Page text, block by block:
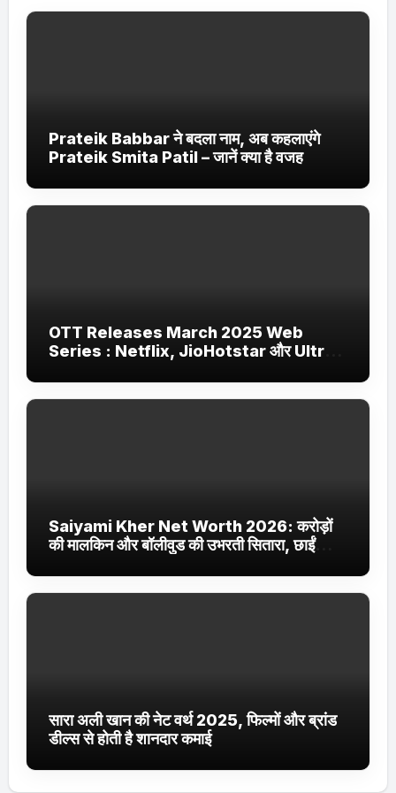
Prateik Babbar ने बदला नाम, अब कहलाएंगे
Prateik Smita Patil – जानें क्या है वजह
OTT Releases March 2025 Web
Series : Netflix, JioHotstar और Ultra
Saiyami Kher Net Worth 2026: करोड़ों
की मालकिन और बॉलीवुड की उभरती सितारा, छाईं
सारा अली खान की नेट वर्थ 2025, फिल्मों और ब्रांड
डील्स से होती है शानदार कमाई